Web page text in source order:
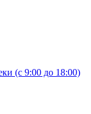
(с 9:00 до 18:00)